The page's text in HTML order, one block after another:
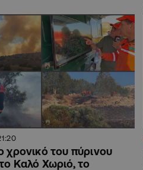
χρονικό του πύρινου
Καλό Χωριό, το